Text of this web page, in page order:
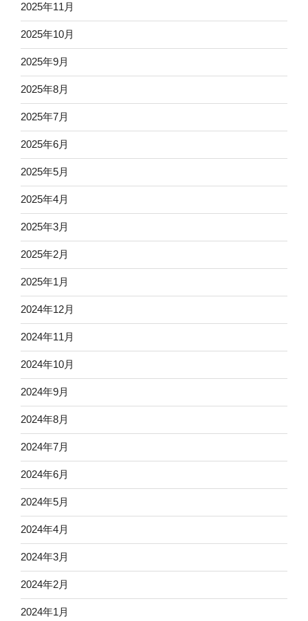
2025年11月
2025年10月
2025年9月
2025年8月
2025年7月
2025年6月
2025年5月
2025年4月
2025年3月
2025年2月
2025年1月
2024年12月
2024年11月
2024年10月
2024年9月
2024年8月
2024年7月
2024年6月
2024年5月
2024年4月
2024年3月
2024年2月
2024年1月